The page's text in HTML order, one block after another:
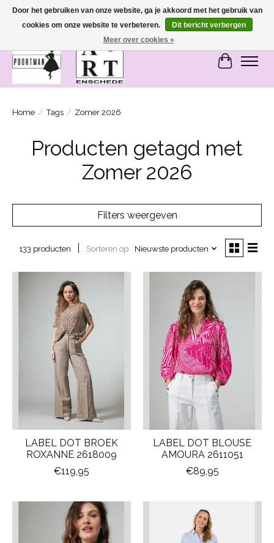
SASHIONABLE - damesmode in Bemmel en Enschede
Home / Tags / Zomer 2026
Producten getagd met
Zomer 2026
Filters weergeven
133 producten Sorteren op Nieuwste producten
LABEL DOT BROEK
ROXANNE 2618009
€119,95
LABEL DOT BLOUSE
AMOURA 2611051
€89,95
Door het gebruiken van onze website, ga je akkoord met het gebruik van
cookies om onze website te verbeteren.
Dit bericht verbergen
Meer over cookies »